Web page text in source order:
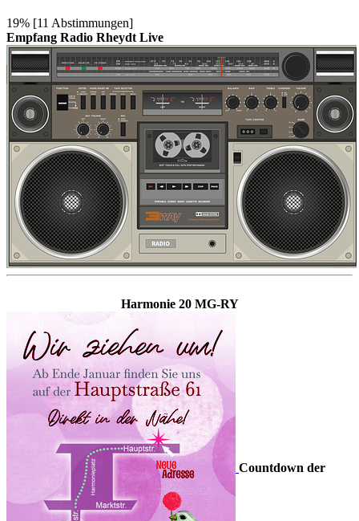
19% [11 Abstimmungen]
Empfang Radio Rheydt Live
Harmonie 20 MG-RY
Countdown der